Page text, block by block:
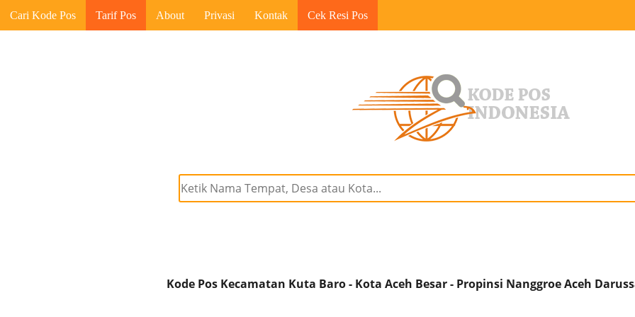
Cari Kode Pos Tarif Pos About Privasi Kontak Cek Resi Pos
Kode Pos Kecamatan Kuta Baro - Kota Aceh Besar - Propinsi Nanggroe Aceh